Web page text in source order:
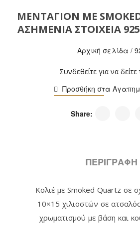
ΜΕΝΤΑΓΙΌΝ ΜΕ
ΑΣΗΜΈΝΙΑ ΣΤΟΙΧΕΊΑ 925
Αρχική σελίδα /
Συνδεθείτε για να δείτε
Προσθήκη στα
Share:
ΠΕΡΙΓΡΑΦΉ
Κολιέ με Smoked Quartz σε
10×1 5 χιλιοστών σε
χρωματισμού με βάση και